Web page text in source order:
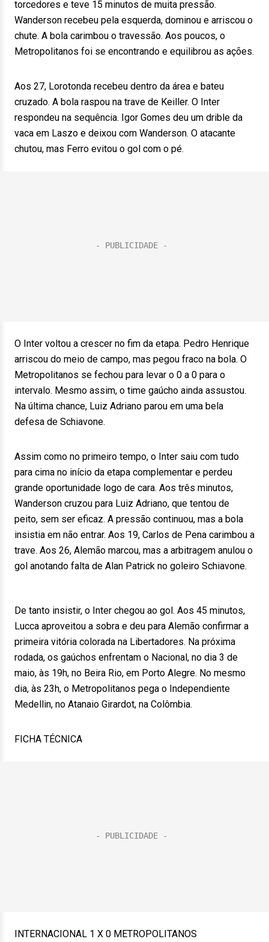
torcedores e teve 15 minutos de muita pressão.
Wanderson recebeu pela esquerda, dominou e arriscou o
chute. A bola carimbou o travessão. Aos poucos, o
Metropolitanos foi se encontrando e equilibrou as ações.
Aos 27, Lorotonda recebeu dentro da área e bateu
cruzado. A bola raspou na trave de Keiller. O Inter
respondeu na sequência. Igor Gomes deu um drible da
vaca em Laszo e deixou com Wanderson. O atacante
chutou, mas Ferro evitou o gol com o pé.
O Inter voltou a crescer no fim da etapa. Pedro Henrique
arriscou do meio de campo, mas pegou fraco na bola. O
Metropolitanos se fechou para levar o 0 a 0 para o
intervalo. Mesmo assim, o time gaúcho ainda assustou.
Na última chance, Luiz Adriano parou em uma bela
defesa de Schiavone.
Assim como no primeiro tempo, o Inter saiu com tudo
para cima no início da etapa complementar e perdeu
grande oportunidade logo de cara. Aos três minutos,
Wanderson cruzou para Luiz Adriano, que tentou de
peito, sem ser eficaz. A pressão continuou, mas a bola
insistia em não entrar. Aos 19, Carlos de Pena carimbou a
trave. Aos 26, Alemão marcou, mas a arbitragem anulou o
gol anotando falta de Alan Patrick no goleiro Schiavone.
De tanto insistir, o Inter chegou ao gol. Aos 45 minutos,
Lucca aproveitou a sobra e deu para Alemão confirmar a
primeira vitória colorada na Libertadores. Na próxima
rodada, os gaúchos enfrentam o Nacional, no dia 3 de
maio, às 19h, no Beira Rio, em Porto Alegre. No mesmo
dia, às 23h, o Metropolitanos pega o Independiente
Medellin, no Atanaio Girardot, na Colômbia.
FICHA TÉCNICA
INTERNACIONAL 1 X 0 METROPOLITANOS